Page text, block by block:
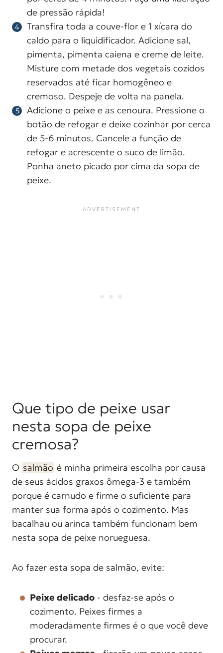
de pressão rápida!
Transfira toda a couve-flor e 1 xícara do
caldo para o liquidificador. Adicione sal,
pimenta, pimenta caiena e creme de leite.
Misture com metade dos vegetais cozidos
reservados até ficar homogêneo e
cremoso. Despeje de volta na panela.
Adicione o peixe e as cenoura. Pressione o
botão de refogar e deixe cozinhar por cerca
de 5-6 minutos. Cancele a função de
refogar e acrescente o suco de limão.
Ponha aneto picado por cima da sopa de
peixe.
Que tipo de peixe usar
nesta sopa de peixe
cremosa?
O salmão é minha primeira escolha por causa
de seus ácidos graxos ômega-3 e também
porque é carnudo e firme o suficiente para
manter sua forma após o cozimento. Mas
bacalhau ou arinca também funcionam bem
nesta sopa de peixe norueguesa.
Ao fazer esta sopa de salmão, evite:
Peixe delicado - desfaz-se após o
cozimento. Peixes firmes a
moderadamente firmes é o que você deve
procurar.